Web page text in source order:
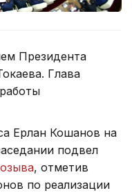
Президента
Глава
Ерлан Кошанов на
подвел
, отметив
по реализации